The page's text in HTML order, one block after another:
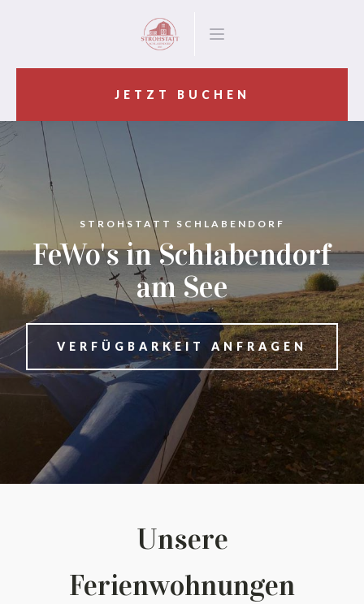
JETZT BUCHEN
STROHSTATT SCHLABENDORF
FeWo's in Schlabendorf
am See
VERFÜGBARKEIT ANFRAGEN
Unsere
Ferienwohnungen